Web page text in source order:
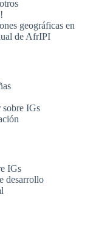
geográficas en
de AfrIPI
sobre IGs
IGs
desarrollo